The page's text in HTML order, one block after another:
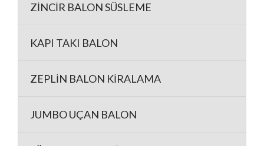
ZİNCİR BALON SÜSLEME
KAPI TAKI BALON
ZEPLİN BALON KİRALAMA
JUMBO UÇAN BALON